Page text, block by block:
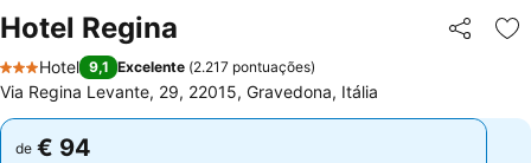
Hotel Regina Partilhar
3 Estrelas
Hotel 9,1 Excelente (2.217 pontuações)
Via Regina Levante, 29, 22015, Gravedona, Itália
de € 94
de € 94